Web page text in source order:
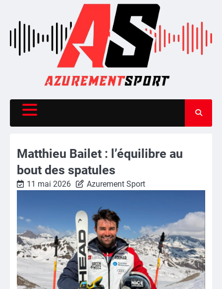
content
Matthieu Bailet : l’équilibre au
bout des spatules
11 mai 2026 Azurement Sport